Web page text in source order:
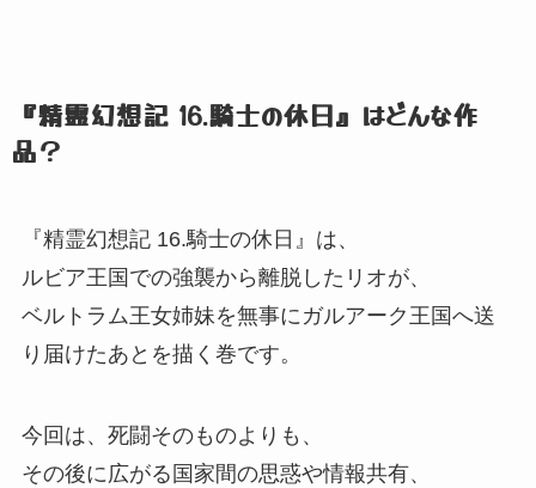
『精霊幻想記 16.騎士の休日』 はどんな作
品？
『精霊幻想記 16.騎士の休日』 は、
ルビア王国での強襲から離脱したリオが、
ベルトラム王女姉妹を無事にガルアーク王国へ送
り届けたあとを描く巻です。
今回は、 死闘そのものよりも、
その後に広がる国家間の思惑や情報共有、